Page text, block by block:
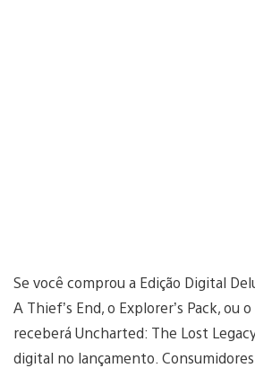
Se você comprou a Edição Digital
A Thief’s End, o Explorer’s Pack, ou
receberá Uncharted: The Lost
digital no lançamento.